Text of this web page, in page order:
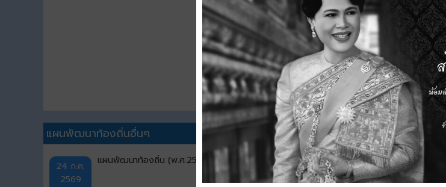
แผนพัฒนาท้องถิ่นอื่นๆ
24 ก.ค.
2569
แผนพัฒนาท้องถิ่น (พ.ศ.2566-2570) แก้ไขครั้งที่ 32/2569 เทศบาลเมืองบ้านเป็ด